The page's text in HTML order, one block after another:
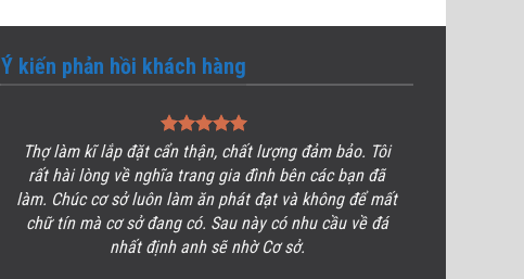
Ý kiến phản hồi khách hàng
Thợ làm kĩ lắp đặt cẩn thận, chất lượng đảm bảo. Tôi
rất hài lòng về nghĩa trang gia đìnhbên các bạn đã
làm. Chúc cơ sở luôn làm ăn phát đạt và không để mất
chữ tín mà cơ sở đang có. Sau này có nhu cầu về đá
nhất định anh sẽ nhờ Cơ sở.